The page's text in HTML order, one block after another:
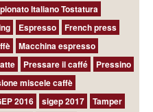
Italiano Tostatura
Espresso
French press
Macchina espresso
Pressare il caffé
Pressino
miscele caffè
2016 sigep 2017
Tamper